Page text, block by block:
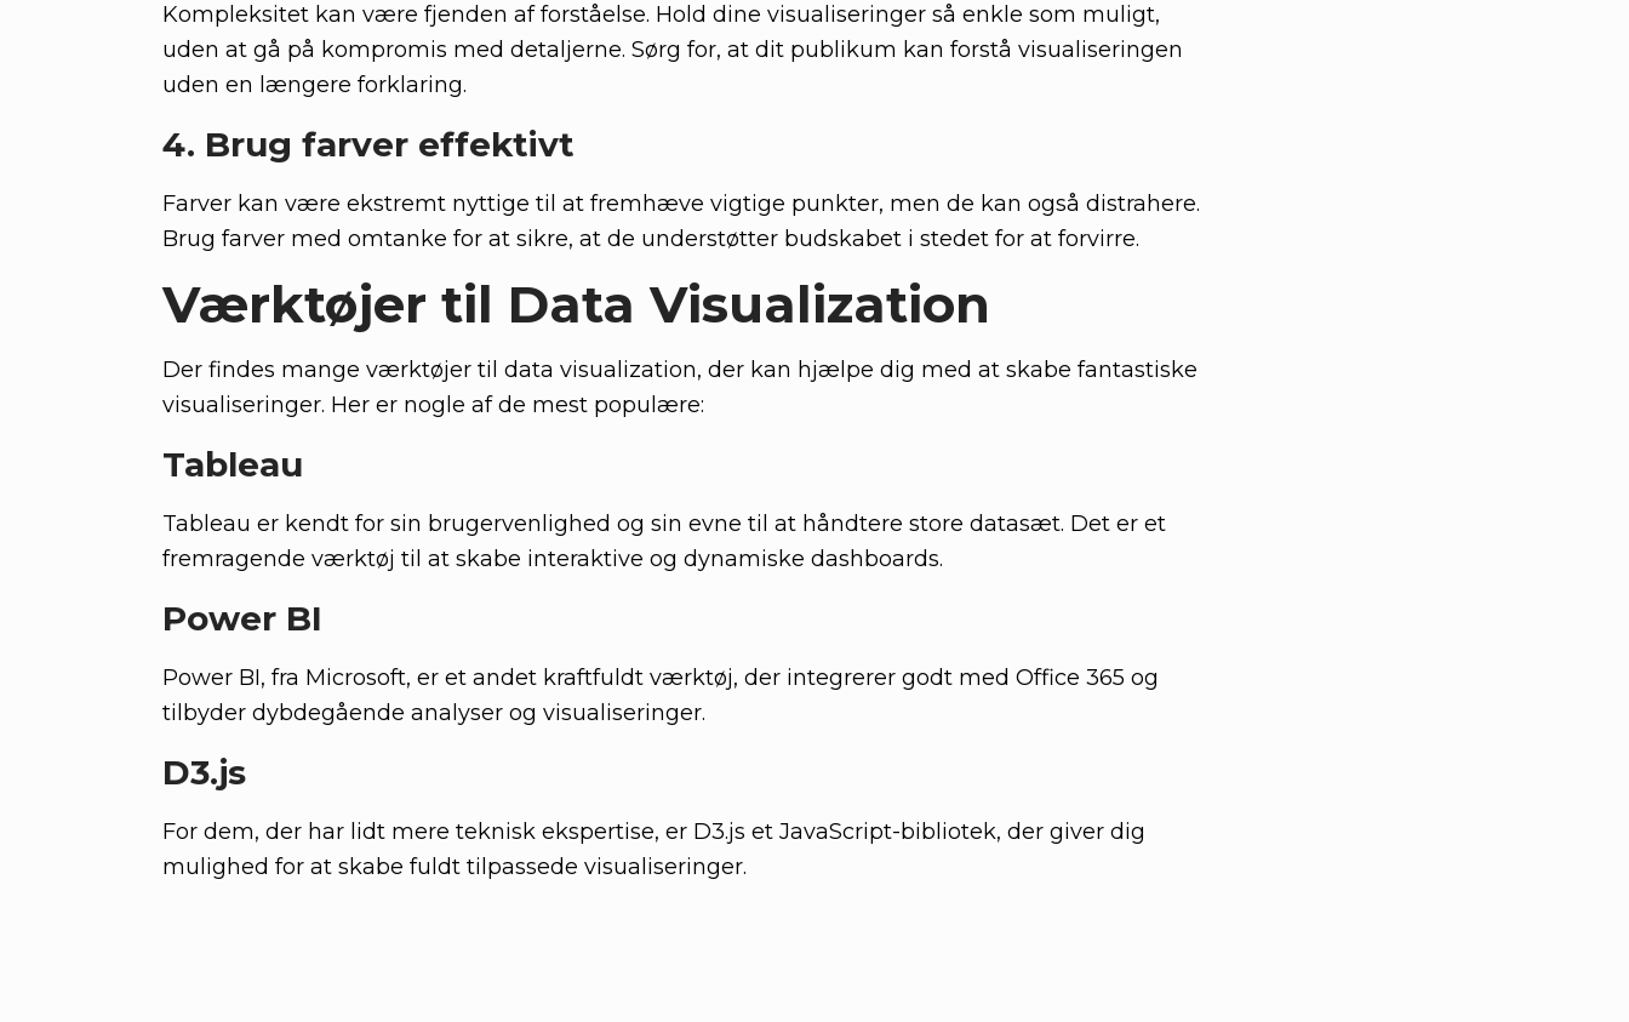
Kompleksitet kan være fjenden af forståelse. Hold dine visualiseringer så enkle som muligt,
uden at gå på kompromis med detaljerne. Sørg for, at dit publikum kan forstå visualiseringen
uden en længere forklaring.
4. Brug farver effektivt
Farver kan være ekstremt nyttige til at fremhæve vigtige punkter, men de kan også distrahere.
Brug farver med omtanke for at sikre, at de understøtter budskabet i stedet for at forvirre.
Værktøjer til Data Visualization
Der findes mange værktøjer til data visualization, der kan hjælpe dig med at skabe fantastiske
visualiseringer. Her er nogle af de mest populære:
Tableau
Tableau er kendt for sin brugervenlighed og sin evne til at håndtere store datasæt. Det er et
fremragende værktøj til at skabe interaktive og dynamiske dashboards.
Power BI
Power BI, fra Microsoft, er et andet kraftfuldt værktøj, der integrerer godt med Office 365 og
tilbyder dybdegående analyser og visualiseringer.
D3.js
For dem, der har lidt mere teknisk ekspertise, er D3.js et JavaScript-bibliotek, der giver dig
mulighed for at skabe fuldt tilpassede visualiseringer.